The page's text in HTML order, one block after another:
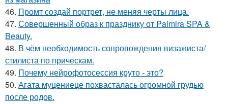
46. Промт создай портрет, не меняя черты лица.
47. Совершенный образ к празднику от Palmira SPA &
Beauty.
48. В чём необходимость сопровождения визажиста/
стилиста по прическам.
49. Почему нейрофотосессия круто - это?
50. Агата муцениеце похвасталась огромной грудью
после родов.